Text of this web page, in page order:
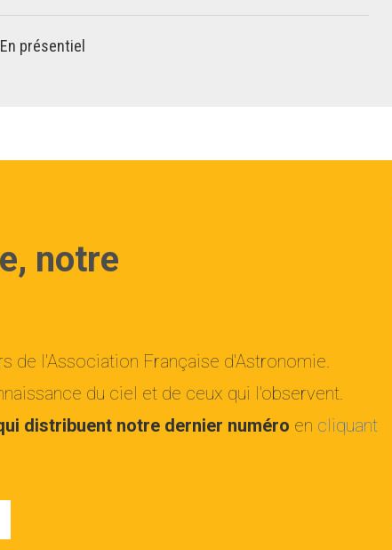
En présentiel
notre
de l'Association Française d'Astronomie.
du ciel et de ceux qui l'observent.
distribuent notre dernier numéro en cliquant